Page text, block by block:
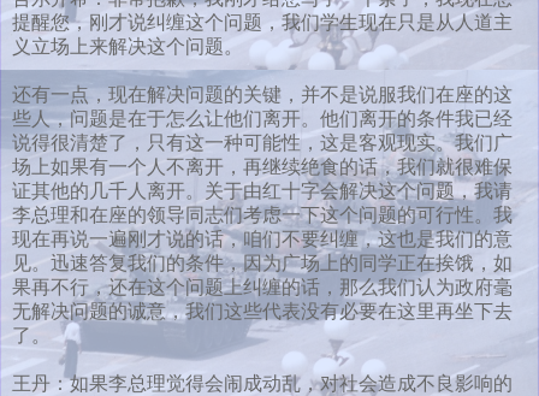
提醒您，刚才说纠缠这个问题，我们学生现在只是从人道主
义立场上来解决这个问题。
还有一点，现在解决问题的关键，并不是说服我们在座的这
些人，问题是在于怎么让他们离开。他们离开的条件我已经
说得很清楚了，只有这一种可能性，这是客观现实。我们广
场上如果有一个人不离开，再继续绝食的话，我们就很难保
证其他的几千人离开。关于由红十字会解决这个问题，我请
李总理和在座的领导同志们考虑一下这个问题的可行性。我
现在再说一遍刚才说的话，咱们不要纠缠，这也是我们的意
见。迅速答复我们的条件，因为广场上的同学正在挨饿，如
果再不行，还在这个问题上纠缠的话，那么我们认为政府毫
无解决问题的诚意，我们这些代表没有必要在这里再坐下去
了。
王丹：如果李总理觉得会闹成动乱，对社会造成不良影响的